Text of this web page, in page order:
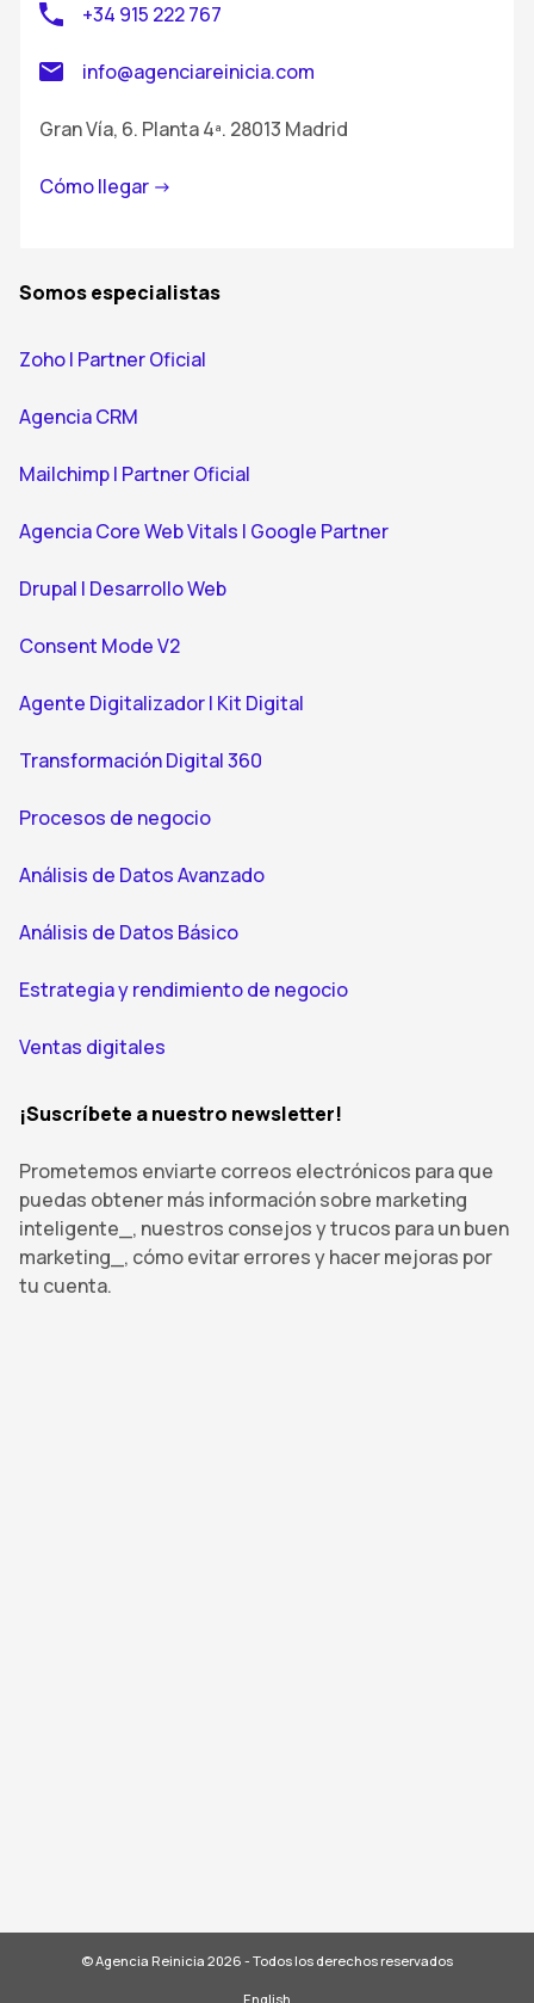
+34 915 222 767
info@agenciareinicia.com
Gran Vía, 6. Planta 4ª. 28013 Madrid
Cómo llegar ->
Somos especialistas
Zoho | Partner Oficial
Agencia CRM
Mailchimp | Partner Oficial
Agencia Core Web Vitals | Google Partner
Drupal | Desarrollo Web
Consent Mode V2
Agente Digitalizador | Kit Digital
Transformación Digital 360
Procesos de negocio
Análisis de Datos Avanzado
Análisis de Datos Básico
Estrategia y rendimiento de negocio
Ventas digitales
¡Suscríbete a nuestro newsletter!
Prometemos enviarte correos electrónicos para que
puedas obtener más información sobre marketing
inteligente_, nuestros consejos y trucos para un buen
marketing_, cómo evitar errores y hacer mejoras por
tu cuenta.
© Agencia Reinicia 2026 - Todos los derechos reservados
English